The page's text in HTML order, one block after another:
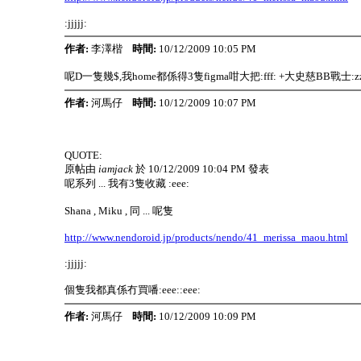
:jjjjj:
作者: 李澤楷 時間: 10/12/2009 10:05 PM
呢D一隻幾$,我home都係得3隻figma咁大把:fff: +大史慈BB戰士
作者: 河馬仔 時間: 10/12/2009 10:07 PM
QUOTE:
原帖由 iamjack 於 10/12/2009 10:04 PM 發表
呢系列 ... 我有3隻收藏 :eee:
Shana , Miku , 同 ... 呢隻
http://www.nendoroid.jp/products/nendo/41_merissa_maou.html
:jjjjj:
個隻我都真係冇買噃:eee::eee:
作者: 河馬仔 時間: 10/12/2009 10:09 PM